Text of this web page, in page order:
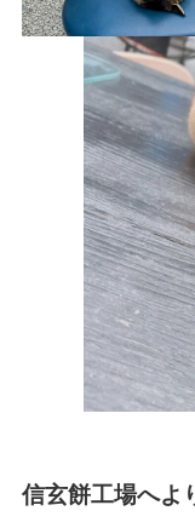
信玄餅工場へよ